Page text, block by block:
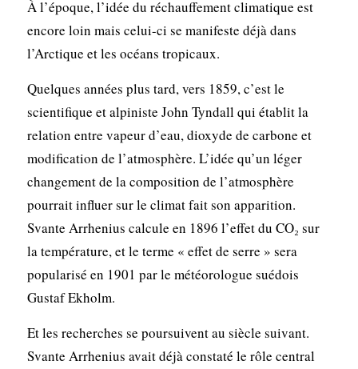
À l’époque, l’idée du réchauffement climatique est
encore loin mais celui-ci se manifeste déjà dans
l’Arctique et les océans tropicaux.
Quelques années plus tard, vers 1859, c’est le
scientifique et alpiniste John Tyndall qui établit la
relation entre vapeur d’eau, dioxyde de carbone et
modification de l’atmosphère. L’idée qu’un léger
changement de la composition de l’atmosphère
pourrait influer sur le climat fait son apparition.
Svante Arrhenius calcule en 1896 l’effet du CO₂ sur
la température, et le terme « effet de serre » sera
popularisé en 1901 par le météorologue suédois
Gustaf Ekholm.
Et les recherches se poursuivent au siècle suivant.
Svante Arrhenius avait déjà constaté le rôle central